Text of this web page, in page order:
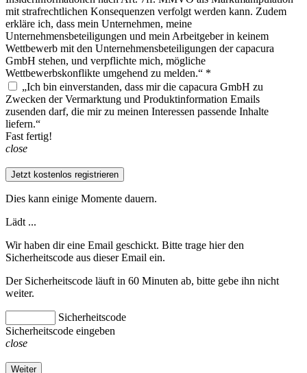
mit strafrechtlichen Konsequenzen verfolgt werden kann. Zudem
erkläre ich, dass mein Unternehmen, meine
Unternehmensbeteiligungen und mein Arbeitgeber in keinem
Wettbewerb mit den Unternehmensbeteiligungen der capacura
GmbH stehen, und verpflichte mich, mögliche
Wettbewerbskonflikte umgehend zu melden.“ *
„Ich bin einverstanden, dass mir die capacura GmbH zu
Zwecken der Vermarktung und Produktinformation Emails
zusenden darf, die mir zu meinen Interessen passende Inhalte
liefern.“
Fast fertig!
close
Jetzt kostenlos registrieren
Dies kann einige Momente dauern.
Lädt ...
Wir haben dir eine Email geschickt. Bitte trage hier den
Sicherheitscode aus dieser Email ein.
Der Sicherheitscode läuft in 60 Minuten ab, bitte gebe ihn nicht
weiter.
Sicherheitscode
Sicherheitscode eingeben
close
Weiter